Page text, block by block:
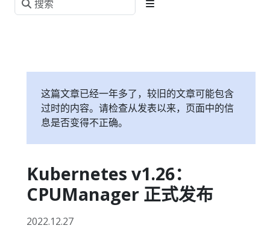
这篇文章已经一年多了，较旧的文章可能包含
过时的内容。请检查从发表以来，页面中的信
息是否变得不正确。
Kubernetes v1.26：
CPUManager 正式发布
2022.12.27